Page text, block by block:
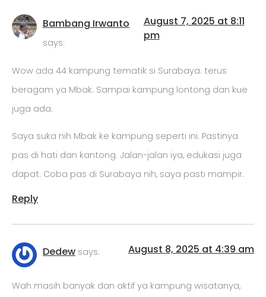
Bambang Irwanto
says:
August 7, 2025 at 8:11
pm
Wow ada 44 kampung tematik si Surabaya. terus
beragam ya Mbak. Sampai kampung lontong dan kue
juga ada.
Saya suka nih Mbak ke kampung seperti ini. Pastinya
pas di hati dan kantong. Jalan-jalan iya, edukasi juga
dapat. Coba pas di Surabaya nih, saya pasti mampir.
Reply
Dedew says: August 8, 2025 at 4:39 am
Wah masih banyak dan aktif ya kampung wisatanya,